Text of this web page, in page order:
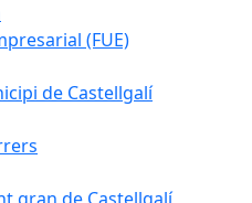
(FUE)
de Castellgalí